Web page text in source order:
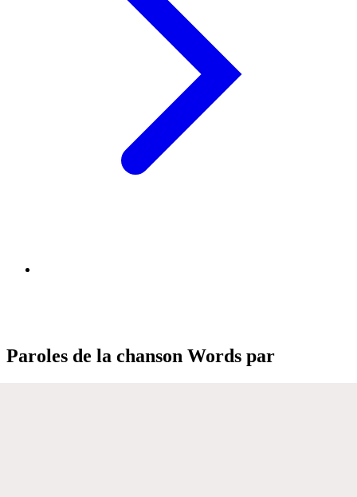
Paroles de la chanson Words par